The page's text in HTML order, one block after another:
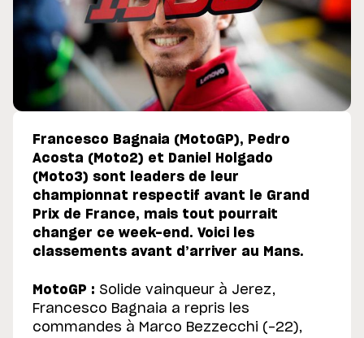
Francesco Bagnaia (MotoGP), Pedro
Acosta (Moto2) et Daniel Holgado
(Moto3) sont leaders de leur
championnat respectif avant le Grand
Prix de France, mais tout pourrait
changer ce week-end. Voici les
classements avant d’arriver au Mans.
MotoGP : Solide vainqueur à Jerez,
Francesco Bagnaia a repris les
commandes à Marco Bezzecchi (-22),